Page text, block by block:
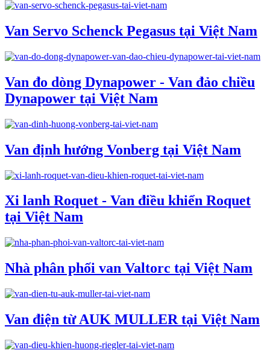
Van Servo Schenck Pegasus tại Việt Nam
Van đo dòng Dynapower - Van đảo chiều
Dynapower tại Việt Nam
Van định hướng Vonberg tại Việt Nam
Xi lanh Roquet - Van điều khiển Roquet
tại Việt Nam
Nhà phân phối van Valtorc tại Việt Nam
Van điện từ AUK MULLER tại Việt Nam